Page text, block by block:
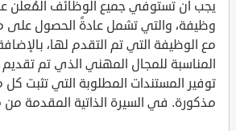
يجب أن تستوفي جميع الوظائف المُعلن
وظيفة، والتي تشمل عادةً الحصول على
مع الوظيفة التي تم التقدم لها،
المناسبة للمجال المهني الذي تم تقديم
توفير المستندات المطلوبة التي تثبت
مذكورة. في السيرة الذاتية المقدمة